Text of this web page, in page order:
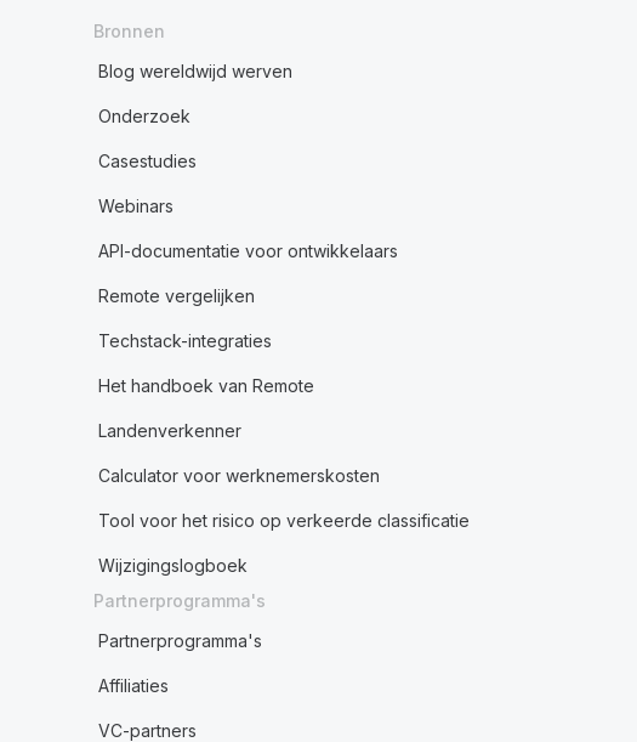
Bronnen
Blog wereldwijd werven
Onderzoek
Casestudies
Webinars
API-documentatie voor ontwikkelaars
Remote vergelijken
Techstack-integraties
Het handboek van Remote
Landenverkenner
Calculator voor werknemerskosten
Tool voor het risico op verkeerde classificatie
Wijzigingslogboek
Partnerprogramma's
Partnerprogramma's
Affiliaties
VC-partners